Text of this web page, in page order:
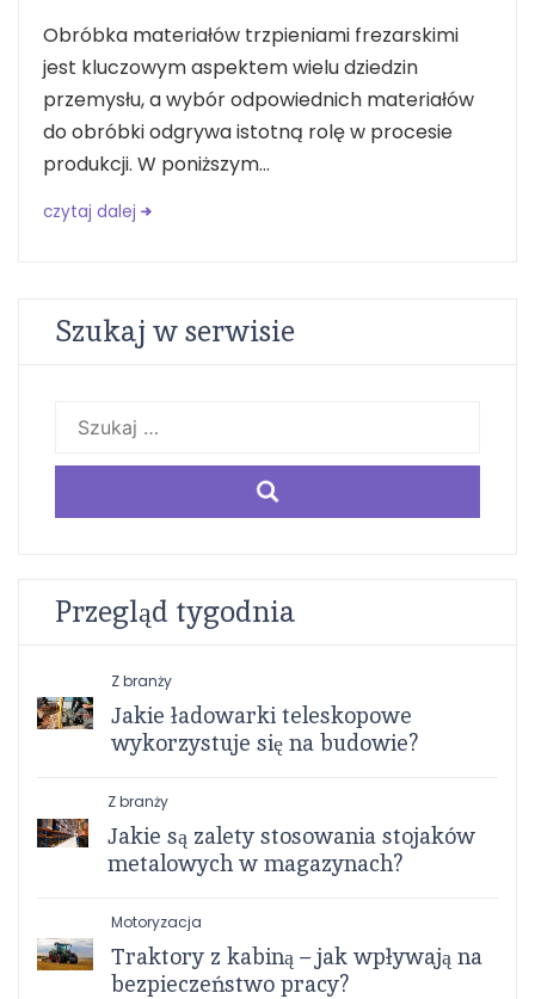
Obróbka materiałów trzpieniami frezarskimi
jest kluczowym aspektem wielu dziedzin
przemysłu, a wybór odpowiednich materiałów
do obróbki odgrywa istotną rolę w procesie
produkcji. W poniższym...
czytaj dalej
Szukaj w serwisie
Szukaj:
Przegląd tygodnia
Z branży
Jakie ładowarki teleskopowe
wykorzystuje się na budowie?
Z branży
Jakie są zalety stosowania stojaków
metalowych w magazynach?
Motoryzacja
Traktory z kabiną – jak wpływają na
bezpieczeństwo pracy?